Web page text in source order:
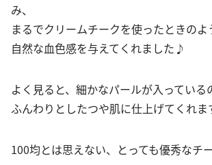
み、
まるでクリームチークを使ったときのよ
自然な血色感を与えてくれました♪
よく見ると、細かなパールが入っている
ふんわりとしたつや肌に仕上げてくれま
100均とは思えない、とっても優秀なチ